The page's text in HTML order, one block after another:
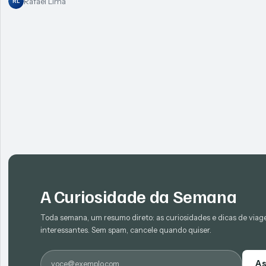
A Curiosidade da Semana
Toda semana, um resumo direto: as curiosidades e dicas de
interessantes. Sem spam, cancele quando quiser.
E-mail